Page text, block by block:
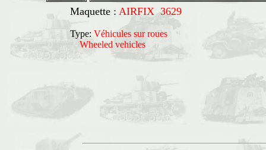
Maquette : AIRFIX 3629
Type: Véhicules sur roues
Wheeled vehicles